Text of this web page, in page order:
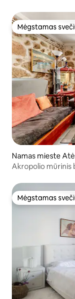
Mėgstamas
Mėgstamas
Namas mieste
Akropolio mūrinis
Mėgstamas
Mėgstamas